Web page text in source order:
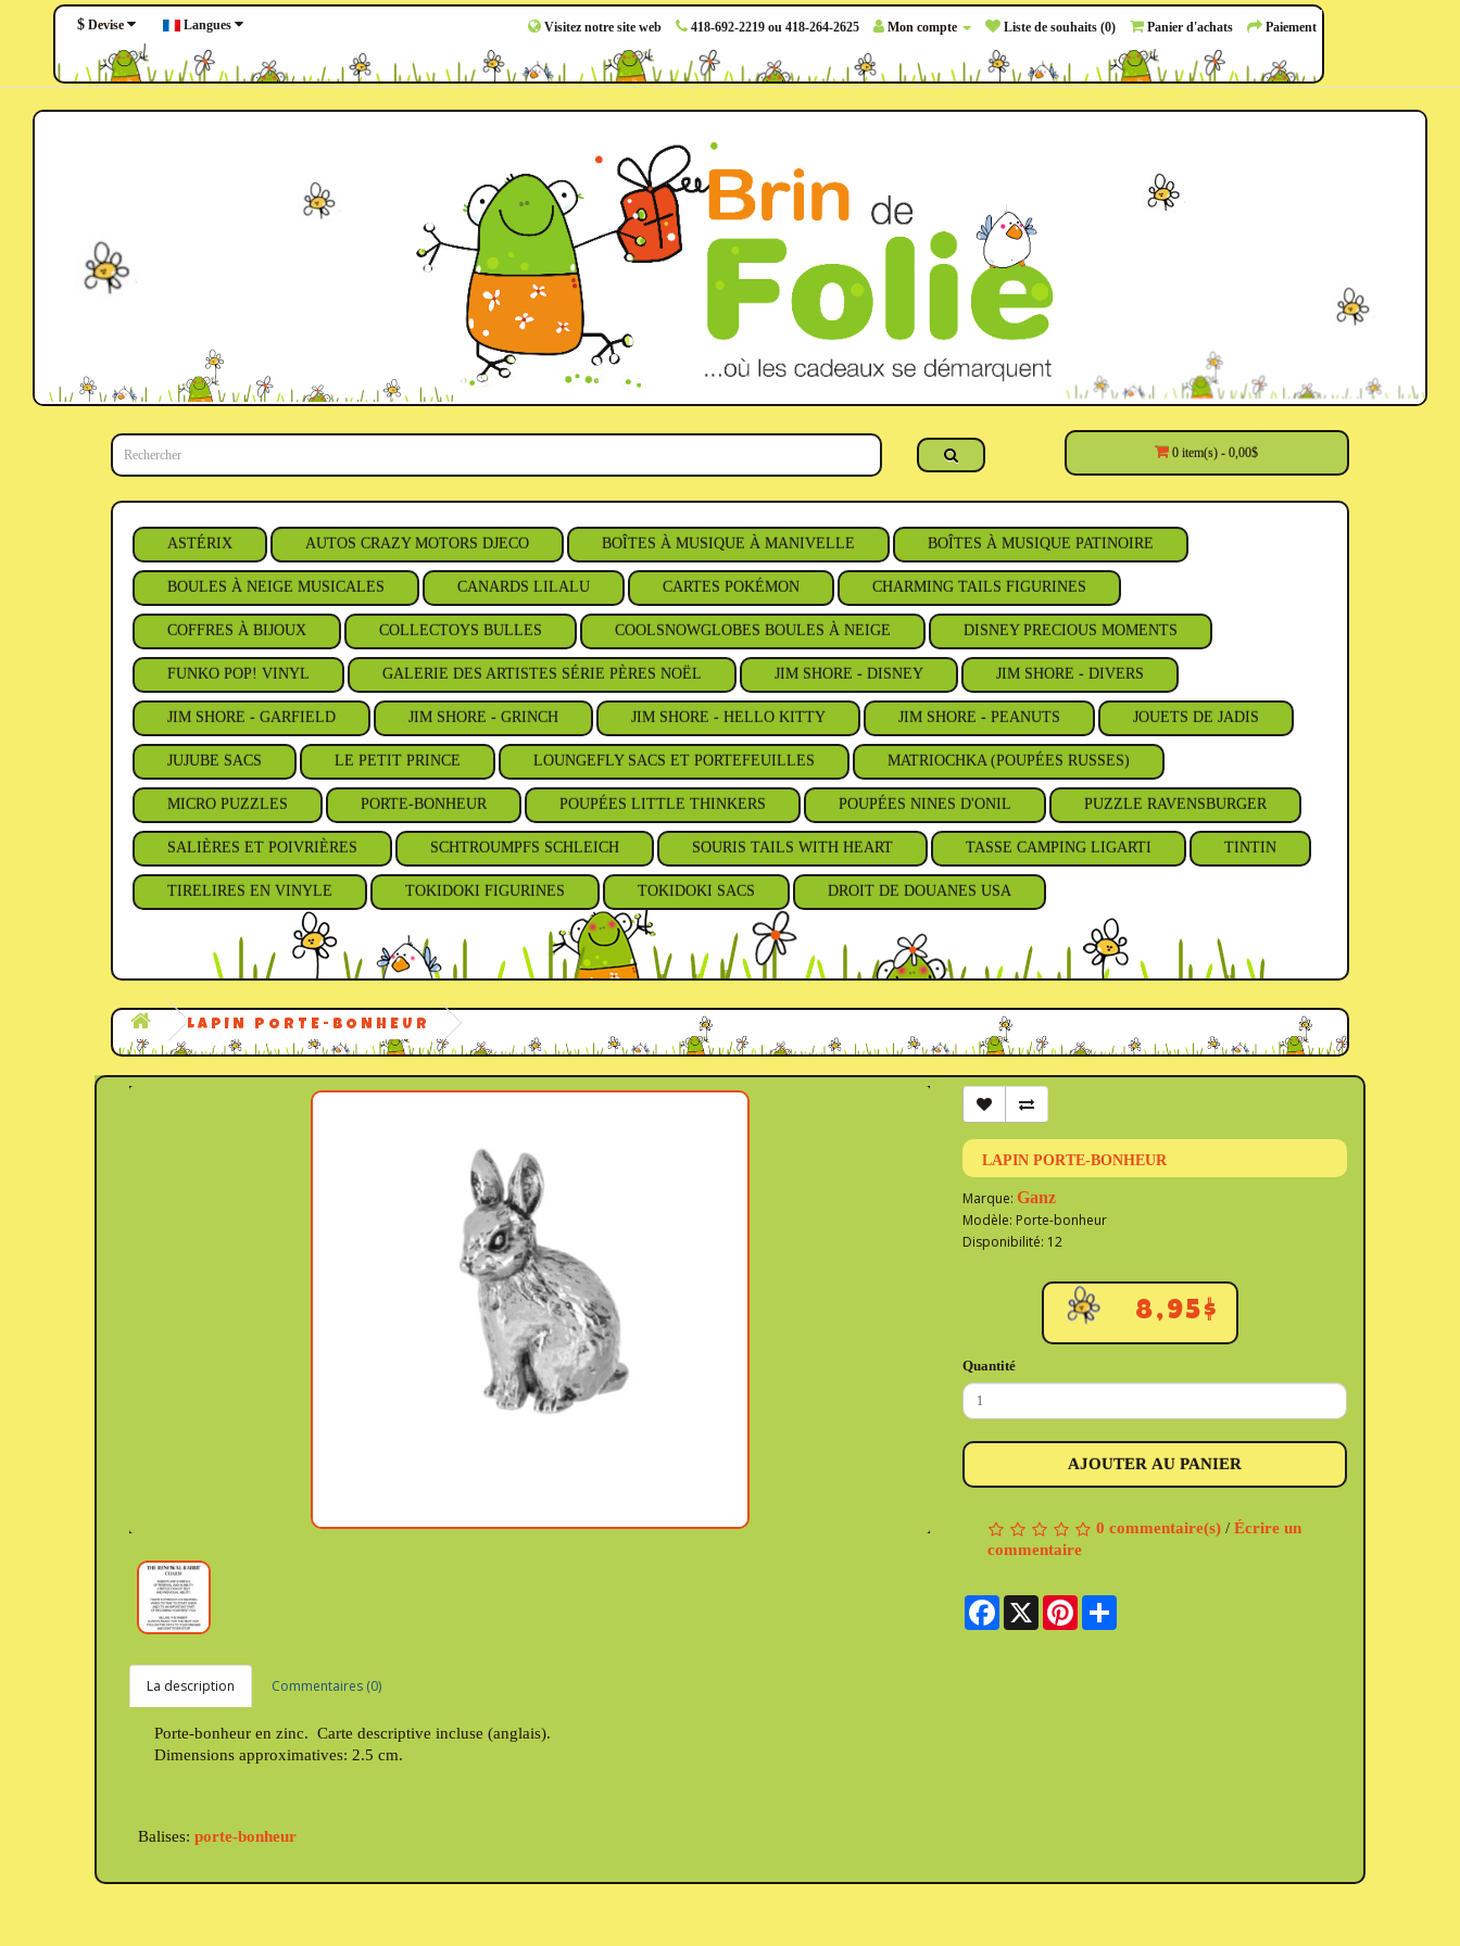
$ Devise Langues Visitez notre site web 418-692-2219 ou 418-264-2625 Mon compte Liste de souhaits (0) Panier d'achats Paiement
0 item(s) - 0,00$
ASTÉRIX AUTOS CRAZY MOTORS DJECO BOÎTES À MUSIQUE À MANIVELLE BOÎTES À MUSIQUE PATINOIRE
BOULES À NEIGE MUSICALES CANARDS LILALU CARTES POKÉMON CHARMING TAILS FIGURINES
COFFRES À BIJOUX COLLECTOYS BULLES COOLSNOWGLOBES BOULES À NEIGE DISNEY PRECIOUS MOMENTS
FUNKO POP! VINYL GALERIE DES ARTISTES SÉRIE PÈRES NOËL JIM SHORE - DISNEY JIM SHORE - DIVERS
JIM SHORE - GARFIELD JIM SHORE - GRINCH JIM SHORE - HELLO KITTY JIM SHORE - PEANUTS JOUETS DE JADIS
JUJUBE SACS LE PETIT PRINCE LOUNGEFLY SACS ET PORTEFEUILLES MATRIOCHKA (POUPÉES RUSSES)
MICRO PUZZLES PORTE-BONHEUR POUPÉES LITTLE THINKERS POUPÉES NINES D'ONIL PUZZLE RAVENSBURGER
SALIÈRES ET POIVRIÈRES SCHTROUMPFS SCHLEICH SOURIS TAILS WITH HEART TASSE CAMPING LIGARTI TINTIN
TIRELIRES EN VINYLE TOKIDOKI FIGURINES TOKIDOKI SACS DROIT DE DOUANES USA
LAPIN PORTE-BONHEUR
La description Commentaires (0)
Porte-bonheur en zinc. Carte descriptive incluse (anglais).
Dimensions approximatives: 2.5 cm.
LAPIN PORTE-BONHEUR
Marque:Ganz
Modèle: Porte-bonheur
Disponibilité: 12
8,95$
Quantité
AJOUTER AU PANIER
0 commentaire(s) /Écrire un
commentaire
Facebook
X Pinterest
Balises: porte-bonheur